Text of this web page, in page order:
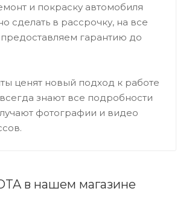
и покраску автомобиля
сделать в рассрочку, на все
гарантию до
ценят новый подход к работе
знают все подробности
фотографии и видео
в нашем магазине